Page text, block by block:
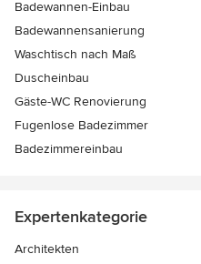
Badewannen-Einbau
Badewannensanierung
Waschtisch nach Maß
Duscheinbau
Gäste-WC Renovierung
Fugenlose Badezimmer
Badezimmereinbau
Expertenkategorie
Architekten